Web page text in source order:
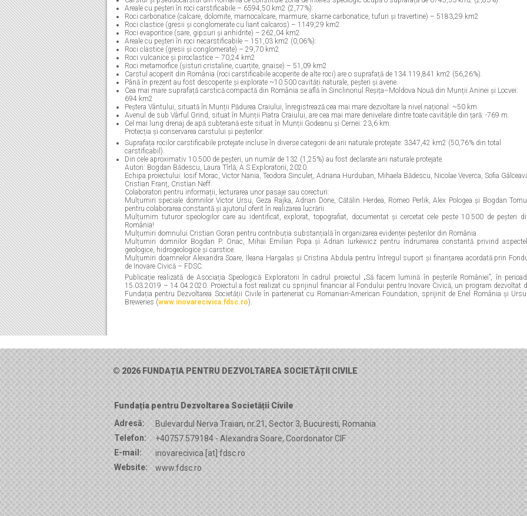
Areale cu peșteri în roci carstificabile – 6594,50 km2 (2,77%):
Roci carbonatice (calcare, dolomite, marnocalcare, marmure, skarne carbonatice, tufuri și travertine) – 5183,29 km2
Roci clastice (gresii și conglomerate cu liant calcaros) – 1149,29 km2
Roci evaporitice (sare, gipsuri și anhidrite) – 262,04 km2
Areale cu peșteri în roci necarstificabile – 151,03 km2 (0,06%):
Roci clastice (gresii și conglomerate) – 29,70 km2
Roci vulcanice și piroclastice – 70,24 km2
Roci metamorfice (șisturi cristaline, cuarțite, gnaise) – 51,09 km2
Carstul acoperit din România (roci carstificabile acoperite de alte roci) are o suprafață de 134.119,841 km2 (56,26%).
Până în prezent au fost descoperite și explorate ~10.500 cavități naturale, peșteri și avene.
Cea mai mare suprafață carstică compactă din România se află în Sinclinoriul Reșița–Moldova Nouă din Munții Aninei și Locvei:
694 km2
Peștera Vântului, situată în Munții Pădurea Craiului, înregistrează cea mai mare dezvoltare la nivel național: ~50 km.
Avenul de sub Vârful Grind, situat în Munții Piatra Craiului, are cea mai mare denivelare dintre toate cavitățile din țară: -769 m.
Cel mai lung drenaj de apă subterană este situat în Munții Godeanu și Cernei: 23,6 km.
Protecția și conservarea carstului și peșterilor:
Suprafața rocilor carstificabile protejate incluse în diverse categorii de arii naturale protejate: 3347,42 km2 (50,76% din total
carstificabil).
Din cele aproximativ 10.500 de peșteri, un număr de 132 (1,25%) au fost declarate arii naturale protejate.
Autori: Bogdan Bădescu, Laura Tîrlă, A.S.Exploratorii, 2020.
Echipa proiectului: Iosif Morac, Victor Nania, Teodora Sinculeț, Adriana Hurduban, Mihaela Bădescu, Nicolae Veverca, Sofia
Cristian Franț, Cristian Neff.
Colaboratori pentru informații, lecturarea unor pasaje sau corecturi:
Mulțumiri speciale domnilor Victor Ursu, Geza Rajka, Adrian Done, Cătălin Herdea, Romeo Perlik, Alex Pologea și Bogdan
pentru colaborarea constantă și ajutorul oferit în realizarea lucrării.
Mulțumim tuturor speologilor care au identificat, explorat, topografiat, documentat și cercetat cele peste 10.500 de peșteri
România!
Mulțumiri domnului Cristian Goran pentru contribuția substanțială în organizarea evidenței peșterilor din România.
Mulțumiri domnilor Bogdan P. Onac, Mihai Emilian Popa și Adrian Iurkewicz pentru îndrumarea constantă privind
geologice, hidrogeologice și carstice.
Mulțumiri doamnelor Alexandra Soare, Ileana Hargalas și Cristina Abdula pentru întregul suport și finanțarea acordată prin
de Inovare Civică – FDSC.
Publicație realizată de Asociația Speologică Exploratorii în cadrul proiectul „Să facem lumină în peșterile României”, în
15.03.2019 – 14.04.2020. Proiectul a fost realizat cu sprijinul financiar al Fondului pentru Inovare Civică, un program dezvoltat
Fundația pentru Dezvoltarea Societății Civile în parteneriat cu Romanian-American Foundation, sprijinit de Enel România și
Breweries (www.inovarecivica.fdsc.ro).
© 2026 FUNDAȚIA PENTRU DEZVOLTAREA SOCIETĂȚII CIVILE
Fundația pentru Dezvoltarea Societății Civile
Adresă:
Bulevardul Nerva Traian, nr.21, Sector 3, Bucuresti, Romania
Telefon:
+40757 579184 - Alexandra Soare, Coordonator CIF
E-mail:
inovarecivica [at] fdsc.ro
Website:
www.fdsc.ro